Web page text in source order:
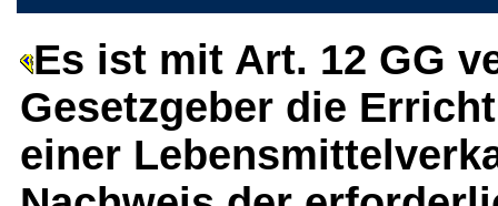
Es ist mit Art. 12 GG
Gesetzgeber die
einer